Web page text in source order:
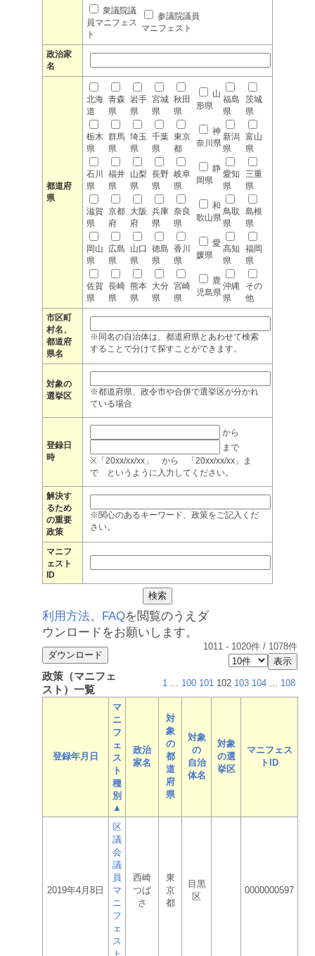
衆議院議
員マニフェス
ト
参議院議員
マニフェスト
政治家
名
都道府
県
北海
道
青森
県
岩手
県
宮城
県
秋田
県
山
形県
福島
県
茨城
県
栃木
県
群馬
県
埼玉
県
千葉
県
東京
都
神
奈川県
新潟
県
富山
県
石川
県
福井
県
山梨
県
長野
県
岐阜
県
静
岡県
愛知
県
三重
県
滋賀
県
京都
府
大阪
府
兵庫
県
奈良
県
和
歌山県
鳥取
県
島根
県
岡山
県
広島
県
山口
県
徳島
県
香川
県
愛
媛県
高知
県
福岡
県
佐賀
県
長崎
県
熊本
県
大分
県
宮崎
県
鹿
児島県
沖縄
県
その
他
市区町
村名、
都道府
県名
※同名の自治体は、都道府県とあわせて検索
することで分けて探すことができます。
対象の
選挙区
※都道府県、政令市や合併で選挙区が分かれ
ている場合
登録日
時
から
まで
※「20xx/xx/xx」 から 「20xx/xx/xx」ま
で というように入力してください。
解決す
るため
の重要
政策
※関心のあるキーワード、政策をご記入くだ
さい。
マニフ
ェスト
ID
利用方法、 FAQを閲覧のうえダ
ウンロードをお願いします。
1011 - 1020件 / 1078件
政策（マニフェ
スト）一覧
1 ... 100 101 102 103 104 ... 108
登録年月日
マ
ニ
フ
ェ
ス
ト
種
別
▲
政治
家名
対
象
の
都
道
府
県
対象
の
自治
体名
対象
の選
挙区
マニフェス
トID
2019年4月8日
区
議
会
議
員
マ
ニ
フ
ェ
ス
ト
西崎
つば
さ
東
京
都
目黒
区
0000000597